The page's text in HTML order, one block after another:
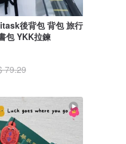
後背包 背包 旅行
包 YKK拉鍊
79.29